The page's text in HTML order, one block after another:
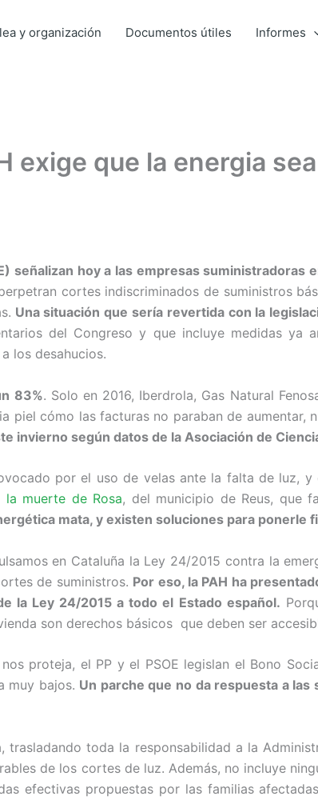
y organización Documentos útiles Informes
exige que la energia
señalizan hoy a las empresas suministradoras
cortes indiscriminados de suministros
Una situación que sería revertida con la
del Congreso y que incluye medidas ya
los desahucios.
83%. Solo en 2016, Iberdrola, Gas Natural
piel cómo las facturas no paraban de aumentar,
invierno según datos de la Asociación de
por el uso de velas ante la falta de luz,
la muerte de Rosa, del municipio de Reus, que
mata, y existen soluciones para ponerle
en Cataluña la Ley 24/2015 contra la
de suministros. Por eso, la PAH ha
la Ley 24/2015 a todo el Estado español.
son derechos básicos que deben ser
proteja, el PP y el PSOE legislan el Bono
muy bajos. Un parche que no da respuesta a
toda la responsabilidad a la
de los cortes de luz. Además, no incluye
efectivas propuestas por las familias